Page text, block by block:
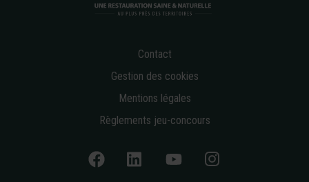
Contact
Gestion des cookies
Mentions légales
Règlements jeu-concours